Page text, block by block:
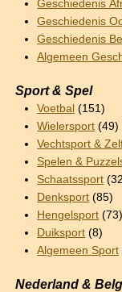
Geschiedenis
Geschiedenis
Geschiedenis
Algemeen
Sport & Spel
Voetbal (151)
Wielersport (49)
Vechtsport &
Spelen &
Schaatssport
Denksport (85)
Hengelsport (73)
Duiksport (8)
Algemeen Sport
Nederland &